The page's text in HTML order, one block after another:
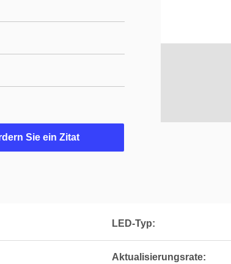
Sie ein Zitat
LED-Typ:
Aktualisierungsrate: